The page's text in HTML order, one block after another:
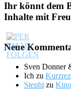
Ihr könnt dem
Inhalte mit
Neue
Sven Donner
Ich zu
Stephi zu